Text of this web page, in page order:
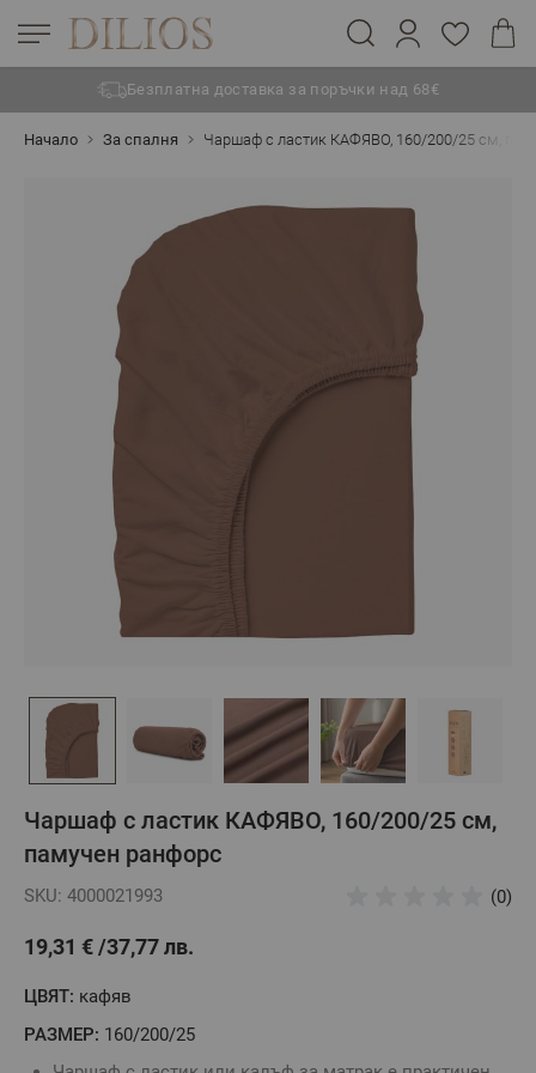
Безплатна доставка за поръчки над 68€
Начало За спалня Чаршаф с ластик КАФЯВО, 160/200/25 см,
Чаршаф с ластик КАФЯВО, 160/200/25 см,
памучен ранфорс
SKU: 4000021993 (0)
19,31 € 37,77 лв.
ЦВЯТ: кафяв
РАЗМЕР: 160/200/25